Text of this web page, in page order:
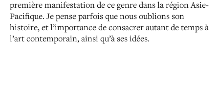
première manifestation dece genre dans la région Asie-
Pacifique. Je pense parfois que nous oublions son
histoire, et l’importance de consacrerautant de temps à
l’art contemporain, ainsi qu’à ses idées.